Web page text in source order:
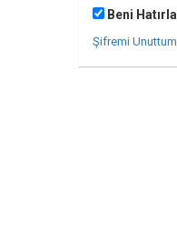
Beni Hatırla
Şifremi Unuttum